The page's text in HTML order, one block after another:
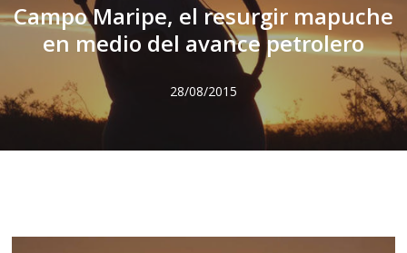
Campo Maripe, el resurgir mapuche
en medio del avance petrolero
28/08/2015